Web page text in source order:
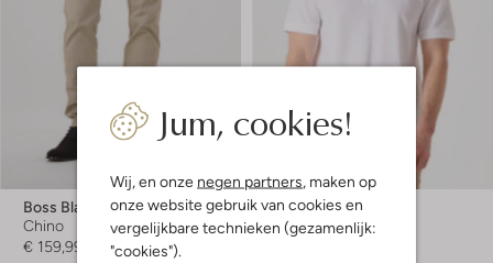
Jum, cookies!
Wij, en onze negen partners , maken op
onze website gebruik van cookies en
vergelijkbare technieken (gezamenlijk:
"cookies").
Boss Black
Chino
€ 159,99
Boss Black
Polo